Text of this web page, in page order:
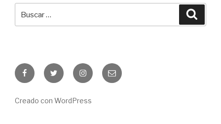
FacebookTwitter InstagramCorreo
electrónico
Creado con WordPress